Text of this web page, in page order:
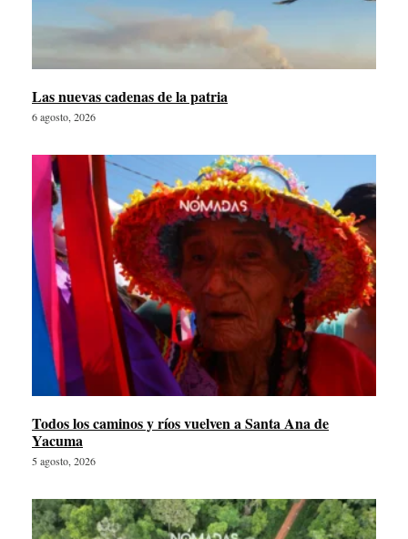
Las nuevas cadenas de la patria
6 agosto, 2026
Todos los caminos y ríos vuelven a Santa Ana de
Yacuma
5 agosto, 2026